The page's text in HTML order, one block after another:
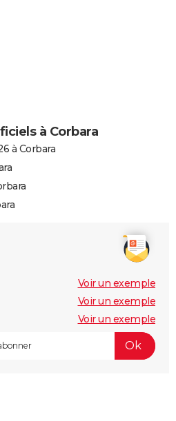
à Corbara
à Corbara
Voir un exemple
Voir un exemple
Voir un exemple